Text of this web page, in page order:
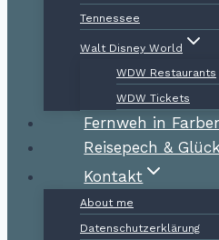
Tennessee
Walt Disney World
WDW Restaurants
WDW Tickets
Fernweh in
Reisepech &
Kontakt
About me
Datenschutzerklärung